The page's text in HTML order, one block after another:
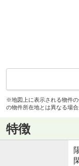
※地図上に表示される物件
の物件所在地とは異なる場合
特徴